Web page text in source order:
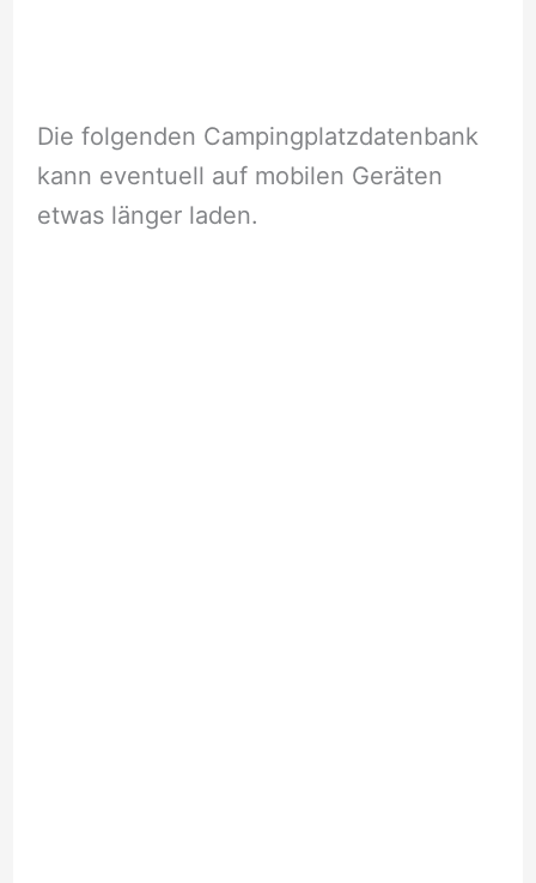
Die folgenden Campingplatzdatenbank
kann eventuell auf mobilen Geräten
etwas länger laden.